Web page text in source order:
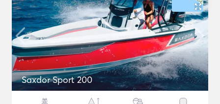
Saxdor Sport 200